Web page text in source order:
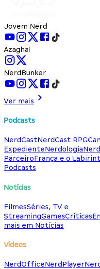
Jovem Nerd
Azaghal
NerdBunker
Ver mais
Podcasts
NerdCastNerdCast RPG
ExpedienteNerdologia
ParceiroFrança e o
Podcasts
Notícias
FilmesSéries, TV e
StreamingGamesCríticas
mais em Notícias
Vídeos
NerdOfficeNerdPlayer